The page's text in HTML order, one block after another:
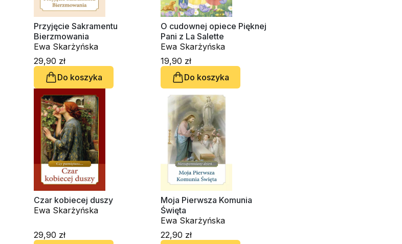
Przyjęcie Sakramentu
Bierzmowania
Ewa Skarżyńska
29,90 zł
Do koszyka
O cudownej opiece Pięknej
Pani z La Salette
Ewa Skarżyńska
19,90 zł
Do koszyka
Czar kobiecej duszy
Ewa Skarżyńska
29,90 zł
Moja Pierwsza Komunia
Święta
Ewa Skarżyńska
22,90 zł